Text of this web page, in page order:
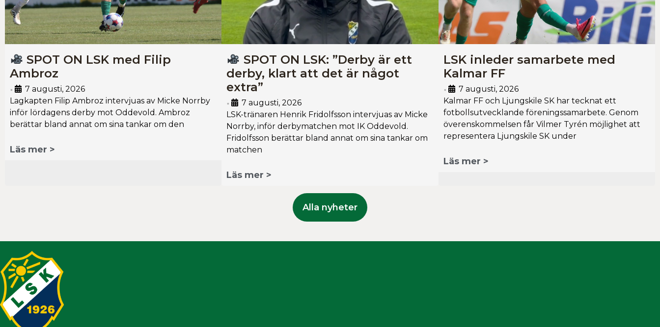
SPOT ON LSK med Filip
Ambroz
•
7 augusti, 2026
Lagkapten Filip Ambroz intervjuas av Micke Norrby
inför lördagens derby mot Oddevold. Ambroz
berättar bland annat om sina tankar om den
Läs mer >
SPOT ON LSK: ”Derby är ett
derby, klart att det är något
extra”
•
7 augusti, 2026
LSK-tränaren Henrik Fridolfsson intervjuas av Micke
Norrby, inför derbymatchen mot IK Oddevold.
Fridolfsson berättar bland annat om sina tankar om
matchen
Läs mer >
LSK inleder samarbete med
Kalmar FF
•
7 augusti, 2026
Kalmar FF och Ljungskile SK har tecknat ett
fotbollsutvecklande föreningssamarbete. Genom
överenskommelsen får Vilmer Tyrén möjlighet att
representera Ljungskile SK under
Läs mer >
Alla nyheter